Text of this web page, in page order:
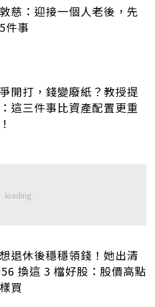
慈：迎接一個人老後，先
件事
開打，錢變廢紙？教授提
這三件事比資產配置更重
退休後穩穩領錢！她出清
換這 3 檔好股：股價高點
買